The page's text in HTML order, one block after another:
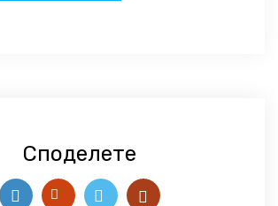
Споделете